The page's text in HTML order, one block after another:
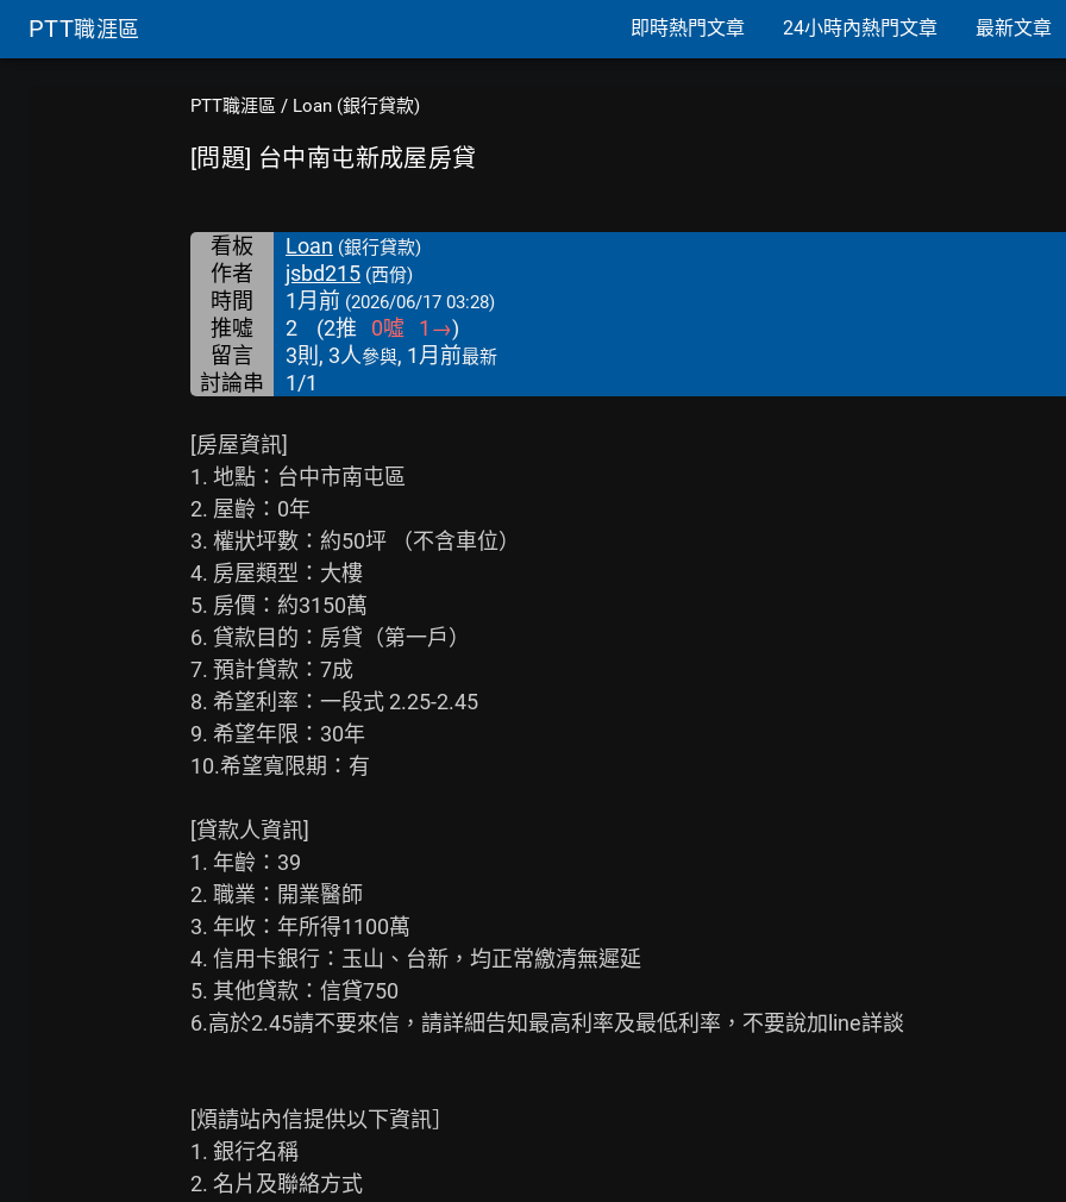
PTT職涯區 即時熱門文章 24小時內熱門文章 最新文章
PTT職涯區 / Loan (銀行貸款)
[問題] 台中南屯新成屋房貸
看板 Loan (銀行貸款)
作者 jsbd215 (西佾)
時間 1月前 (2026/06/17 03:28)
推噓 2 (2推 0噓 1 →)
留言
3則, 3人參與, 1月前最新
討論串 1/1
[房屋資訊]
1. 地點：台中市南屯區
2. 屋齡：0年
3. 權狀坪數：約50坪 （不含車位）
4. 房屋類型：大樓
5. 房價：約3150萬
6. 貸款目的：房貸（第一戶）
7. 預計貸款：7成
8. 希望利率：一段式 2.25-2.45
9. 希望年限：30年
10.希望寬限期：有
[貸款人資訊]
1. 年齡：39
2. 職業：開業醫師
3. 年收：年所得1100萬
4. 信用卡銀行：玉山、台新，均正常繳清無遲延
5. 其他貸款：信貸750
6.高於2.45請不要來信，請詳細告知最高利率及最低利率，不要說加line詳談
[煩請站內信提供以下資訊］
1. 銀行名稱
2. 名片及聯絡方式